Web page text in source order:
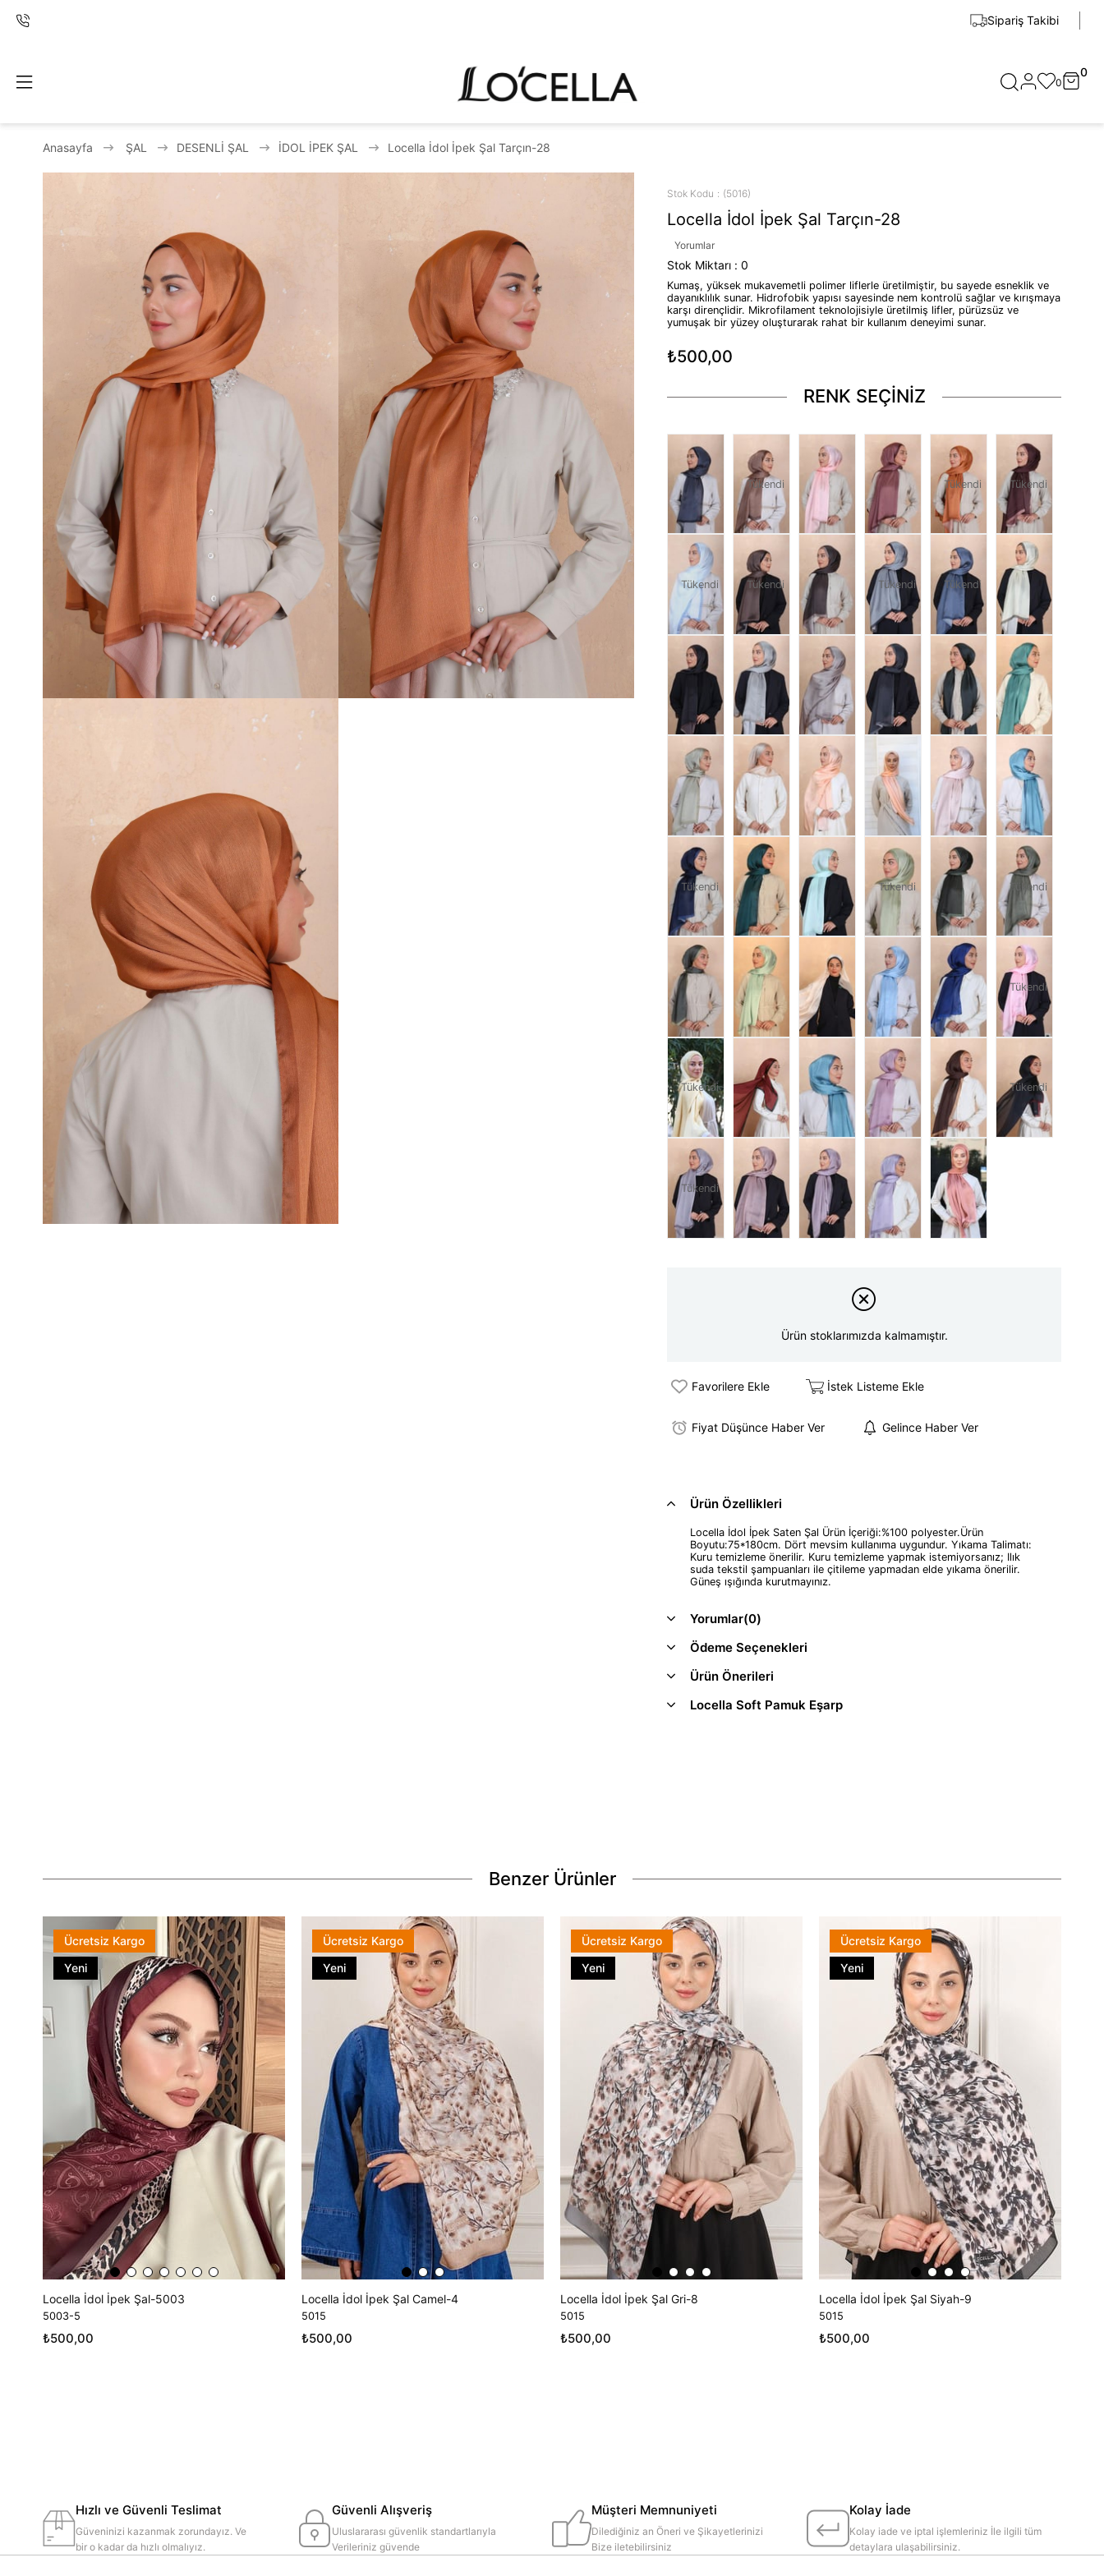
Sipariş Takibi
0
0
Anasayfa ŞAL DESENLİ ŞAL İDOL İPEK ŞAL Locella İdol İpek Şal Tarçın-28
Stok Kodu (5016)
Locella İdol İpek Şal Tarçın-28
Yorumlar
Stok Miktarı : 0
Kumaş, yüksek mukavemetli polimer liflerle üretilmiştir, bu sayede esneklik ve
dayanıklılık sunar. Hidrofobik yapısı sayesinde nem kontrolü sağlar ve kırışmaya
karşı dirençlidir. Mikrofilament teknolojisiyle üretilmiş lifler, pürüzsüz ve
yumuşak bir yüzey oluşturarak rahat bir kullanım deneyimi sunar.
₺500,00
RENK SEÇİNİZ
Tükendi Tükendi Tükendi
Tükendi Tükendi Tükendi Tükendi
Tükendi Tükendi Tükendi
Tükendi
Tükendi Tükendi
Tükendi
Ürün stoklarımızda kalmamıştır.
Favorilere Ekle İstek Listeme Ekle
Fiyat Düşünce Haber Ver Gelince Haber Ver
Ürün Özellikleri
Locella İdol İpek Saten Şal Ürün İçeriği:%100 polyester.Ürün
Boyutu:75*180cm. Dört mevsim kullanıma uygundur. Yıkama Talimatı:
Kuru temizleme önerilir. Kuru temizleme yapmak istemiyorsanız; Ilık
suda tekstil şampuanları ile çitileme yapmadan elde yıkama önerilir.
Güneş ışığında kurutmayınız.
Yorumlar(0)
Ödeme Seçenekleri
Ürün Önerileri
Locella Soft Pamuk Eşarp
Benzer Ürünler
Locella İdol İpek Şal-5003
5003-5
₺500,00
Ücretsiz Kargo
Yeni
Ürün
Locella İdol İpek Şal Camel-4
5015
₺500,00
Ücretsiz Kargo
Yeni
Locella İdol İpek Şal Gri-8
5015
₺500,00
Ücretsiz Kargo
Yeni
Locella İdol İpek Şal Siyah-9
5015
₺500,00
Ücretsiz Kargo
Yeni
Hızlı ve Güvenli Teslimat
Güveninizi kazanmak zorundayız. Ve
bir o kadar da hızlı olmalıyız.
Güvenli Alışveriş
Uluslararası güvenlik standartlarıyla
Verileriniz güvende
Müşteri Memnuniyeti
Dilediğiniz an Öneri ve Şikayetlerinizi
Bize iletebilirsiniz
Kolay İade
Kolay iade ve iptal işlemleriniz İle ilgili tüm
detaylara ulaşabilirsiniz.